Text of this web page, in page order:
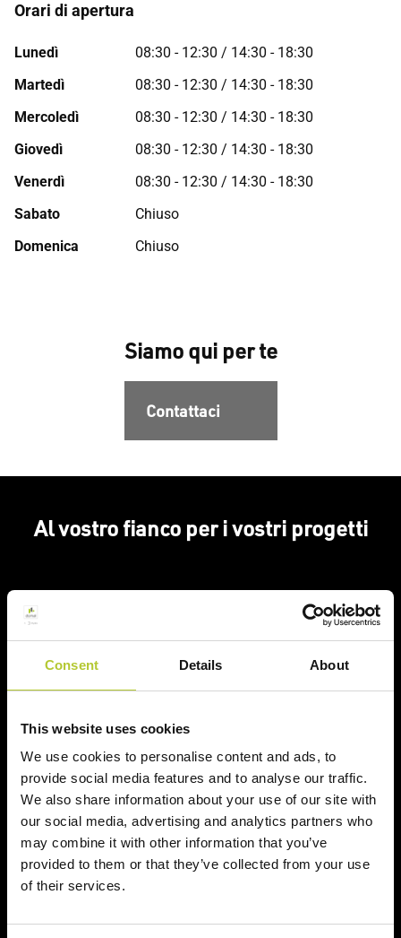
Consent Details About
This website uses cookies
We use cookies to personalise content and ads, to
provide social media features and to analyse our traffic.
We also share information about your use of our site with
our social media, advertising and analytics partners who
may combine it with other information that you’ve
provided to them or that they’ve collected from your use
of their services.
Orari di apertura
Lunedì
08:30 - 12:30 / 14:30 - 18:30
Martedì
08:30 - 12:30 / 14:30 - 18:30
Mercoledì
08:30 - 12:30 / 14:30 - 18:30
Giovedì
08:30 - 12:30 / 14:30 - 18:30
Venerdì
08:30 - 12:30 / 14:30 - 18:30
Sabato
Chiuso
Domenica
Chiuso
Siamo qui per te
Contattaci
Al vostro fianco per i vostri progetti
Serramentisti Domal
2 siti produttivi Prodotti certificati
Prodotti